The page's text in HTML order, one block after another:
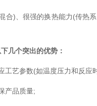
)、很强的换热能力(传热
几个突出的优势：
艺参数(如温度压力和反应
产品质量;